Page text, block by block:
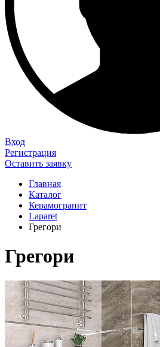
Вход
Регистрация
Оставить заявку
Главная
Каталог
Керамогранит
Laparet
Грегори
Грегори